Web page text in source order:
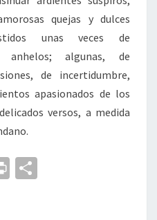
quejas y dulces
unas veces de
anhelos; algunas, de
de incertidumbre,
apasionados de los
versos, a medida
Pr